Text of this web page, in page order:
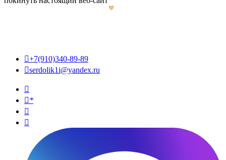
+7(910)340-89-89
serdolik1i@yandex.ru

*

